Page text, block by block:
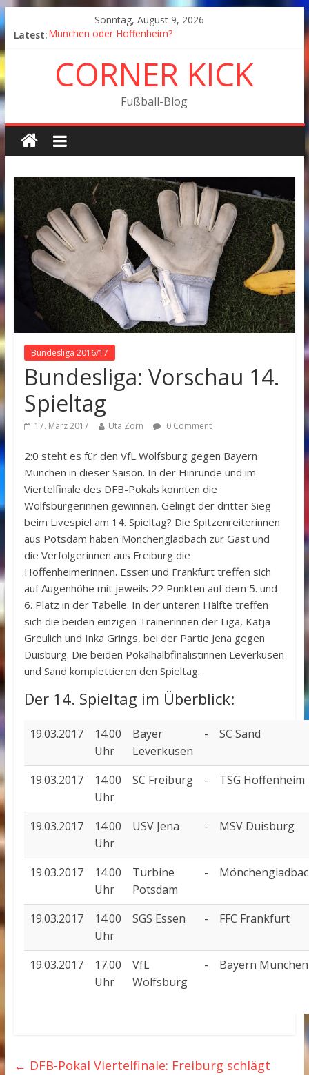
Sonntag, August 9, 2026
Latest:München oder Hoffenheim?
Fußball in Coronazeiten: Blick zurück und nach vorn
Der Pokal geht nach Wolfsburg
München wird Vizemeister, Köln geht mit Jena in Liga
CORNER KICK
Fußball-Blog
Bundesliga 2016/17
Bundesliga: Vorschau 14.
Spieltag
17. März 2017 Uta Zorn 0 Comment
2:0 steht es für den VfL Wolfsburg gegen Bayern
München in dieser Saison. In der Hinrunde und im
Viertelfinale des DFB-Pokals konnten die
Wolfsburgerinnen gewinnen. Gelingt der dritter Sieg
beim Livespiel am 14. Spieltag? Die Spitzenreiterinnen
aus Potsdam haben Mönchengladbach zur Gast und
die Verfolgerinnen aus Freiburg die
Hoffenheimerinnen. Essen und Frankfurt treffen sich
auf Augenhöhe mit jeweils 22 Punkten auf dem 5. und
6. Platz in der Tabelle. In der unteren Hälfte treffen
sich die beiden einzigen Trainerinnen der Liga, Katja
Greulich und Inka Grings, bei der Partie Jena gegen
Duisburg. Die beiden Pokalhalbfinalistinnen Leverkusen
und Sand komplettieren den Spieltag.
Der 14. Spieltag im Überblick:
19.03.2017
14.00
Uhr
Bayer
Leverkusen
- SC Sand
19.03.2017
14.00
Uhr
SC Freiburg - TSG Hoffenheim
19.03.2017
14.00
Uhr
USV Jena - MSV Duisburg
19.03.2017
14.00
Uhr
Turbine
Potsdam
-
19.03.2017
14.00
Uhr
SGS Essen - FFC Frankfurt
19.03.2017
17.00
Uhr
VfL
Wolfsburg
- Bayern München
← DFB-Pokal Viertelfinale: Freiburg schlägt